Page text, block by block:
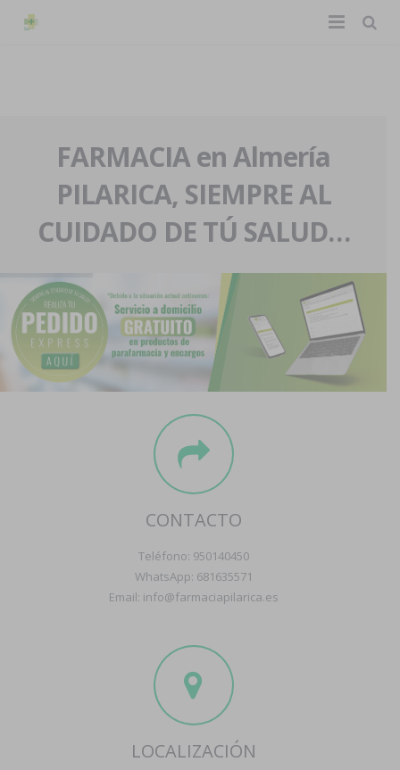
La farmacia
Nuestra historia
Nuestro equipo
Eventos
Servicios y reservas
Pedidos express
Blog
Contacto
Boletín
FARMACIA en Almería
PILARICA, SIEMPRE AL
CUIDADO DE TÚ SALUD…
CONTACTO
Teléfono: 950140450
WhatsApp: 681635571
Email: info@farmaciapilarica.es
LOCALIZACIÓN